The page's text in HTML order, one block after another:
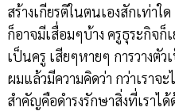
สร้างเกียรติในตนเองสักเท่า
ก็อาจมีเสื่อมๆบ้าง ครูธุระกิจก็
เป็นครู เสียๆหายๆ การวางตั
ผมแล้วมีความคิดว่า กว่าเราจ
สำคัญคือดำรงรักษาสิ่งที่เราได้